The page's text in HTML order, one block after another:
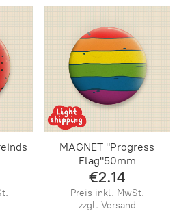
MAGNET "Progress
Flag"50mm
€2.14
Preis inkl. MwSt.
zzgl. Versand